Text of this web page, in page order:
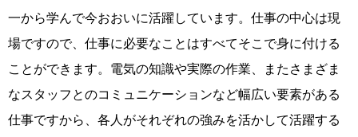
一から学んで今おおいに活躍しています。仕事の中心は現
場ですので、仕事に必要なことはすべてそこで身に付ける
ことができます。電気の知識や実際の作業、またさまざま
なスタッフとのコミュニケーションなど幅広い要素がある
仕事ですから、各人がそれぞれの強みを活かして活躍する